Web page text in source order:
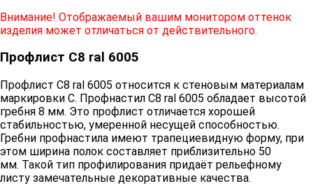
Внимание! Отображаемый вашим монитором оттенок
изделия может отличаться от действительного.
Профлист С8 ral 6005
Профлист С8 ral 6005 относится к стеновым материалам
маркировки С. Профнастил С8 ral 6005 обладает высотой
гребня 8 мм. Это профлист отличается хорошей
стабильностью, умеренной несущей способностью.
Гребни профнастила имеют трапециевидную форму, при
этом ширина полок составляет приблизительно 50
мм. Такой тип профилирования придаёт рельефному
листу замечательные декоративные качества.